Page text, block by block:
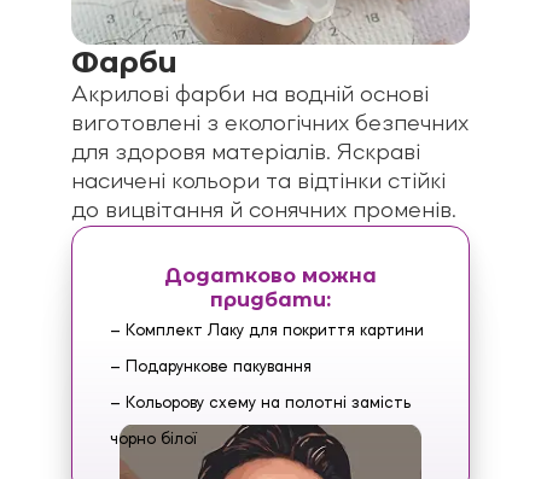
Фарби
Акрилові фарби на водній основі
виготовлені з екологічних безпечних
для здоровя матеріалів. Яскраві
насичені кольори та відтінки стійкі
до вицвітання й сонячних променів.
Додатково можна
придбати:
– Комплект Лаку для покриття картини
– Подарункове пакування
– Кольорову схему на полотні замість
чорно білої